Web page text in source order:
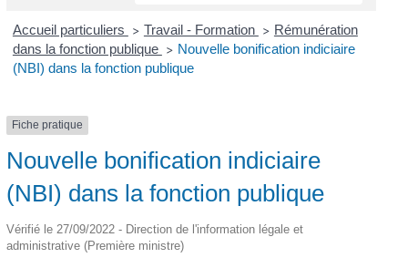
Accueil particuliers > Travail - Formation > Rémunération
dans la fonction publique > Nouvelle bonification indiciaire
(NBI) dans la fonction publique
Fiche pratique
Nouvelle bonification indiciaire
(NBI) dans la fonction publique
Vérifié le 27/09/2022 - Direction de l'information légale et
administrative (Première ministre)